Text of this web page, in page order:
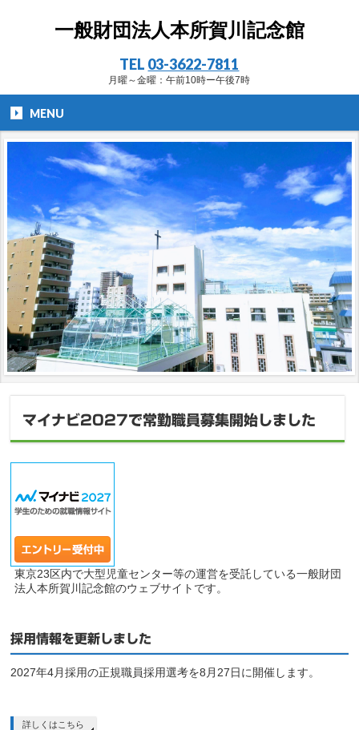
一般財団法人本所賀川記念館
TEL 03-3622-7811
月曜～金曜：午前10時ー午後7時
MENU
マイナビ2027で常勤職員募集開始しました
東京23区内で大型児童センター等の運営を受託している一般財団
法人本所賀川記念館のウェブサイトです。
採用情報を更新しました
2027年4月採用の正規職員採用選考を8月27日に開催します。
詳しくはこちら